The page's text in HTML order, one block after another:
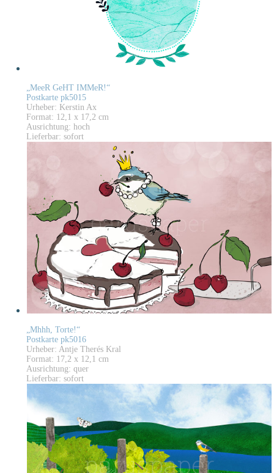
„MeeR GeHT IMMeR!“
Postkarte pk5015
Urheber: Kerstin Ax
Format: 12,1 x 17,2 cm
Ausrichtung: hoch
Lieferbar: sofort
„Mhhh, Torte!“
Postkarte pk5016
Urheber: Antje Therés Kral
Format: 17,2 x 12,1 cm
Ausrichtung: quer
Lieferbar: sofort